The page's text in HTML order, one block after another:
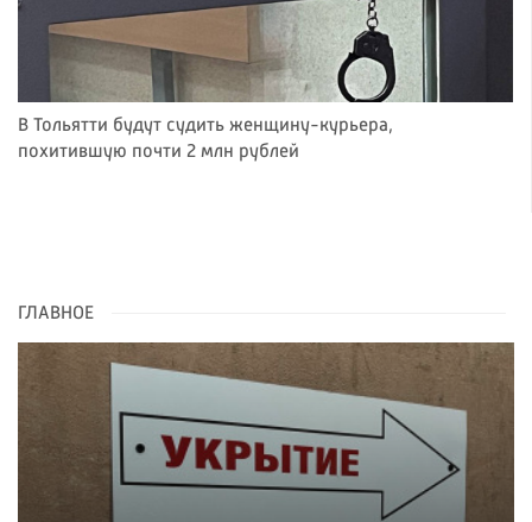
В Тольятти будут судить женщину-курьера,
похитившую почти 2 млн рублей
ГЛАВНОЕ